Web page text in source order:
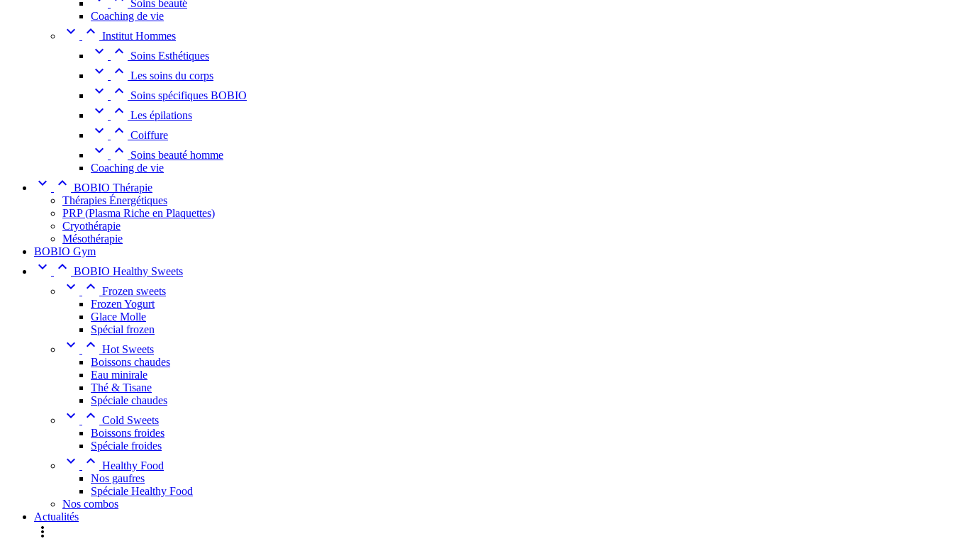
Soins beauté
Coaching de vie
  Institut Hommes
  Soins Esthétiques
  Les soins du corps
  Soins spécifiques BOBIO
  Les épilations
  Coiffure
 
Soins beauté homme
Coaching de vie
  BOBIO Thérapie
Thérapies Énergétiques
PRP (Plasma Riche en Plaquettes)
Cryothérapie
Mésothérapie
BOBIO Gym
  BOBIO Healthy Sweets
  Frozen sweets
Frozen Yogurt
Glace Molle
Spécial frozen
  Hot Sweets
Boissons chaudes
Eau minirale
Thé & Tisane
Spéciale chaudes
  Cold Sweets
Boissons froides
Spéciale froides
  Healthy Food
Nos gaufres
Spéciale Healthy Food
Nos combos
Actualités
